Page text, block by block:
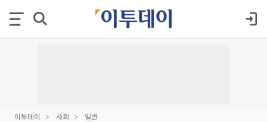
이투데이 사회 일반